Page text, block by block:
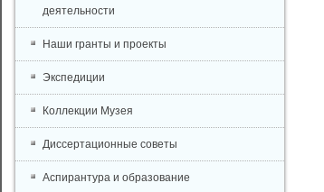
деятельности
Наши гранты и проекты
Экспедиции
Коллекции Музея
Диссертационные советы
Аспирантура и образование